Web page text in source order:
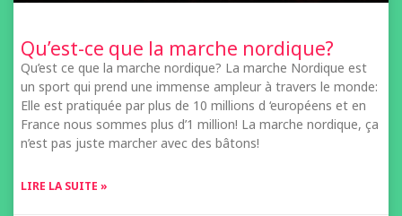
Qu’est-ce que la marche nordique?
Qu’est ce que la marche nordique? La marche Nordique est
un sport qui prend une immense ampleur à travers le monde:
Elle est pratiquée par plus de 10 millions d ‘européens et en
France nous sommes plus d’1 million! La marche nordique, ça
n’est pas juste marcher avec des bâtons!
LIRE LA SUITE »